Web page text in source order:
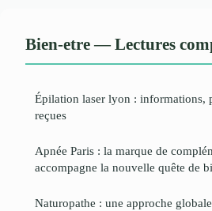
Bien-etre — Lectures
Épilation laser lyon : informations,
reçues
Apnée Paris : la marque de
accompagne la nouvelle quête de
Naturopathe : une approche